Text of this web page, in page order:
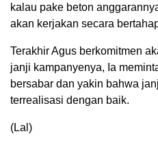
kalau pake beton
akan kerjakan secara
Terakhir Agus berkomitmen
janji kampanyenya, Ia
bersabar dan yakin bahwa
terrealisasi dengan baik.
(Lal)